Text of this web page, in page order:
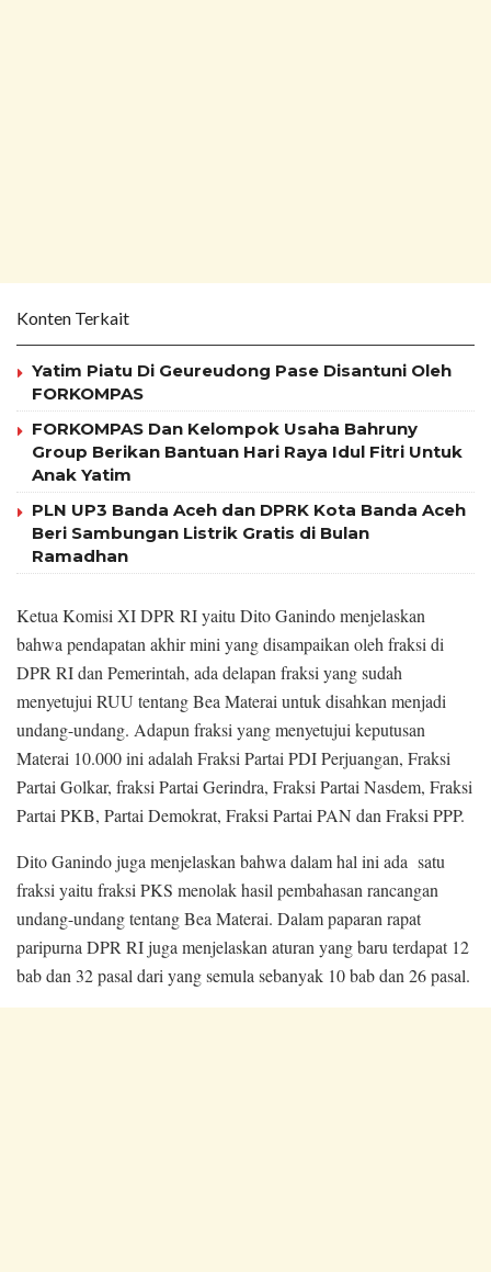
Konten Terkait
Yatim Piatu Di Geureudong Pase Disantuni Oleh
FORKOMPAS
FORKOMPAS Dan Kelompok Usaha Bahruny
Group Berikan Bantuan Hari Raya Idul Fitri Untuk
Anak Yatim
PLN UP3 Banda Aceh dan DPRK Kota Banda Aceh
Beri Sambungan Listrik Gratis di Bulan
Ramadhan
Ketua Komisi XI DPR RI yaitu Dito Ganindo menjelaskan
bahwa pendapatan akhir mini yang disampaikan oleh fraksi di
DPR RI dan Pemerintah, ada delapan fraksi yang sudah
menyetujui RUU tentang Bea Materai untuk disahkan menjadi
undang-undang. Adapun fraksi yang menyetujui keputusan
Materai 10.000 ini adalah Fraksi Partai PDI Perjuangan, Fraksi
Partai Golkar, fraksi Partai Gerindra, Fraksi Partai Nasdem, Fraksi
Partai PKB, Partai Demokrat, Fraksi Partai PAN dan Fraksi PPP.
Dito Ganindo juga menjelaskan bahwa dalam hal ini ada satu
fraksi yaitu fraksi PKS menolak hasil pembahasan rancangan
undang-undang tentang Bea Materai. Dalam paparan rapat
paripurna DPR RI juga menjelaskan aturan yang baru terdapat 12
bab dan 32 pasal dari yang semula sebanyak 10 bab dan 26 pasal.